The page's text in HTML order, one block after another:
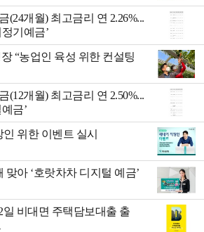
(24개월) 최고금리 연 2.26%...
기예금’
“농업인 육성 위한 컨설팅
(12개월) 최고금리 연 2.50%...
금’
위한 이벤트 실시
아 ‘호랏차차 디지털 예금’
일 비대면 주택담보대출 출